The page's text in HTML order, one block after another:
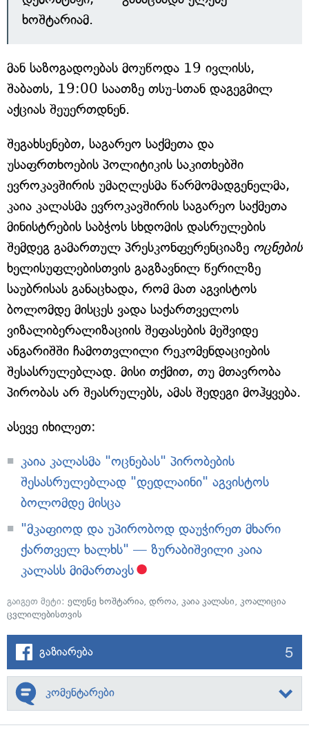
ხოშტარიამ.
მან საზოგადოებას მოუწოდა 19 ივლისს,
შაბათს, 19:00 საათზე თსუ-სთან დაგეგმილ
აქციას შეუერთდნენ.
შეგახსენებთ, საგარეო საქმეთა და
უსაფრთხოების პოლიტიკის საკითხებში
ევროკავშირის უმაღლესმა წარმომადგენელმა,
კაია კალასმა ევროკავშირის საგარეო საქმეთა
მინისტრების საბჭოს სხდომის დასრულების
შემდეგ გამართულ პრესკონფერენციაზე ოცნების
ხელისუფლებისთვის გაგზავნილ წერილზე
საუბრისას განაცხადა, რომ მათ აგვისტოს
ბოლომდე მისცეს ვადა საქართველოს
ვიზალიბერალიზაციის შეფასების მეშვიდე
ანგარიშში ჩამოთვლილი რეკომენდაციების
შესასრულებლად. მისი თქმით, თუ მთავრობა
პირობას არ შეასრულებს, ამას შედეგი მოჰყვება.
ასევე იხილეთ:
კაია კალასმა "ოცნებას" პირობების
შესასრულებლად "დედლაინი" აგვისტოს
ბოლომდე მისცა
"მკაფიოდ და უპირობოდ დაუჭირეთ მხარი
ქართველ ხალხს" — ზურაბიშვილი კაია
კალასს მიმართავს
გაიგეთ მეტი: ელენე ხოშტარია, დროა, კაია კალასი, კოალიცია
ცვლილებისთვის
გაზიარება 5
კომენტარები